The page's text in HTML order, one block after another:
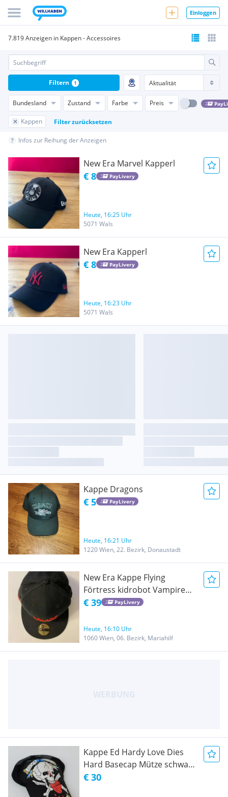
Einloggen
7.819 Anzeigen in Kappen - Accessoires
Bundesland Zustand Farbe Preis
Kappen Filter zurücksetzen
Filtern 1
Infos zur Reihung der Anzeigen
New Era Marvel Kapperl
€ 8 PayLivery
Heute, 16:25 Uhr
5071 Wals
New Era Kapperl
€ 8 PayLivery
Heute, 16:23 Uhr
5071 Wals
Kappe Dragons
€ 5 PayLivery
Heute, 16:21 Uhr
1220 Wien, 22. Bezirk, Donaustadt
New Era Kappe Flying
Förtress kidrobot Vampire
Bats
€ 39 PayLivery
Heute, 16:10 Uhr
1060 Wien, 06. Bezirk, Mariahilf
Kappe Ed Hardy Love Dies
Hard Basecap Mütze schwarz
mit Schädel und Glitzer
€ 30